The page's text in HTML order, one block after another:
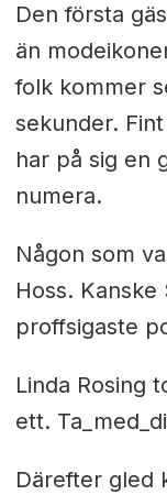
Den första
än
folk kommer
sekunder.
har på sig en
numera.
Någon som
Hoss.
proffsigaste
Linda Rosing
ett.
Därefter gled